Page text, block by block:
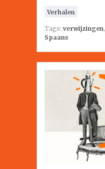
Verhalen
Tags: verwijzingen,
Spaans